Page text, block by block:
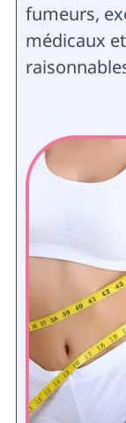
fumeurs,
médicaux